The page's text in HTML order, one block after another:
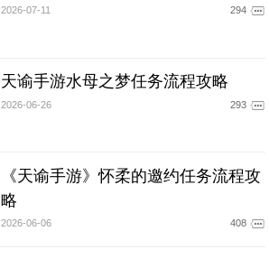
2026-07-11 294
天谕手游水母之梦任务流程攻略
2026-06-26 293
《天谕手游》怀柔的邀约任务流程攻
略
2026-06-06 408